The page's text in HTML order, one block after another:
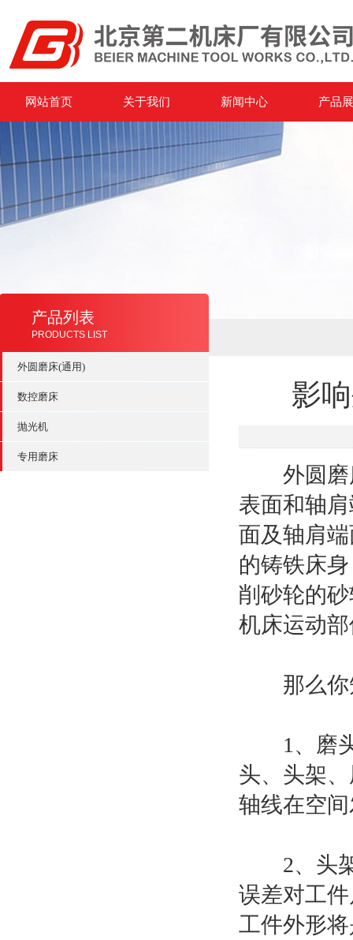
网站首页 关于我们 新闻中心 产品
产品列表
PRODUCTS LIST
外圆磨床(通用)
数控磨床
抛光机
专用磨床
影
外圆磨床
表面和轴
面及轴肩
的铸铁床
削砂轮的
机床运动
那么你知
1、磨头
头、头架
轴线在空
2、头架
误差对工
工件外形